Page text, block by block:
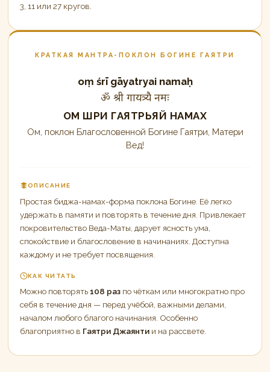
3, 11 или 27 кругов.
КРАТКАЯ МАНТРА-ПОКЛОН БОГИНЕ ГАЯТРИ
oṃ śrī gāyatryai namaḥ
ॐ श्री गायत्र्यै नमः
ОМ ШРИ ГАЯТРЬЯЙ НАМАХ
Ом, поклон Благословенной Богине Гаятри, Матери
Вед!
ОПИСАНИЕ
Простая биджа-намах-форма поклона Богине. Её легко
удержать в памяти и повторять в течение дня. Привлекает
покровительство Веда-Маты, дарует ясность ума,
спокойствие и благословение в начинаниях. Доступна
каждому и не требует посвящения.
КАК ЧИТАТЬ
Можно повторять108 разпо чёткам или многократно про
себя в течение дня — перед учёбой, важными делами,
началом любого благого начинания. Особенно
благоприятно в Гаятри Джаянтии на рассвете.